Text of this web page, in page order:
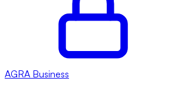
AGRA Business